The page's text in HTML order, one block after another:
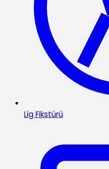
Lig Fikstürü